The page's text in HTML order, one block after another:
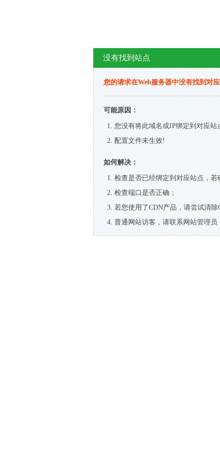
没有找到站点
您的请求在Web服务器中没有找到对
可能原因：
您没有将此域名或IP绑定到对应站
配置文件未生效!
如何解决：
检查是否已经绑定到对应站点，
检查端口是否正确；
若您使用了CDN产品，请尝试清除
普通网站访客，请联系网站管理员